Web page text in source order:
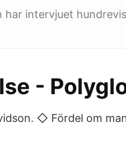
intervjuet
-
◇ Fördel om